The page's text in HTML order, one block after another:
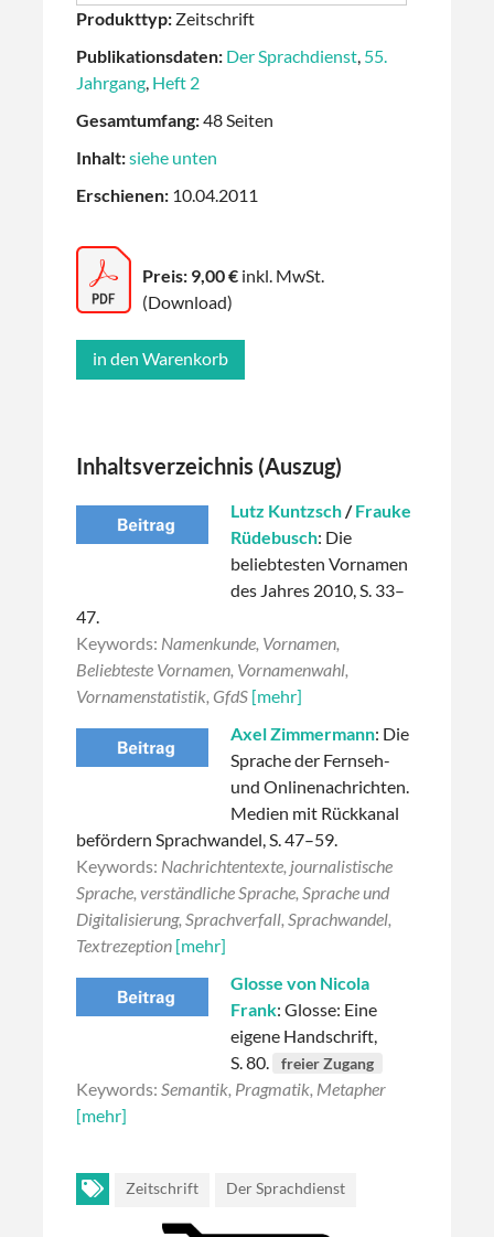
Produkttyp: Zeitschrift
Publikationsdaten: Der Sprachdienst 55.
Jahrgang Heft 2
Gesamtumfang:48 Seiten
Inhalt:siehe unten
Erschienen: 10.04.2011
Preis: 9,00 € inkl. MwSt.
(Download)
Inhaltsverzeichnis (Auszug)
Lutz Kuntzsch /Frauke
Rüdebusch: Die
beliebtesten Vornamen
des Jahres 2010, S. 33–
47.
Keywords: Namenkunde, Vornamen,
Beliebteste Vornamen, Vornamenwahl,
Vornamenstatistik, GfdS [mehr]
Axel Zimmermann: Die
Sprache der Fernseh-
und Onlinenachrichten.
Medien mit Rückkanal
befördern Sprachwandel, S. 47–59.
Keywords: Nachrichtentexte, journalistische
Sprache, verständliche Sprache, Sprache und
Digitalisierung, Sprachverfall, Sprachwandel,
Textrezeption [mehr]
Glosse von Nicola
Frank: Glosse: Eine
eigene Handschrift,
S. 80.
freier Zugang
Keywords: Semantik, Pragmatik, Metapher
[mehr]
Zeitschrift Der Sprachdienst